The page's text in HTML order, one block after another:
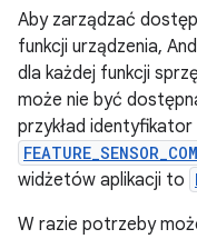
Aby zarządzać
funkcji urządzenia,
dla każdej funkcji
może nie być
przykład
widżetów aplikacji to
W razie potrzeby